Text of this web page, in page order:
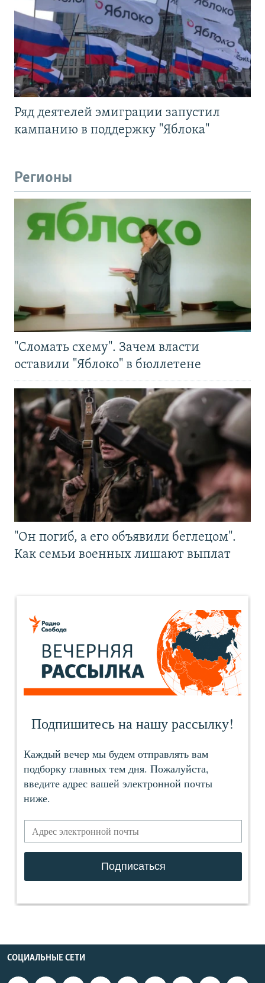
Ряд деятелей эмиграции запустил
кампанию в поддержку "Яблока"
Регионы
"Сломать схему". Зачем власти
оставили "Яблоко" в бюллетене
"Он погиб, а его объявили беглецом".
Как семьи военных лишают выплат
СОЦИАЛЬНЫЕ СЕТИ